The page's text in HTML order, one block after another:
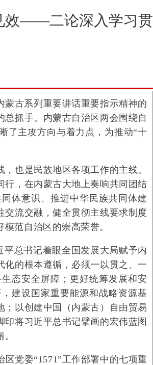
效——二论深入学习贯
古系列重要讲话重要指示精神的
抓手。内蒙古自治区两会围绕自
了主攻方向与着力点，为推动“十
也是民族地区各项工作的主线。
行，在内蒙古大地上奏响共同团结
体意识、推进中华民族共同体建
流交融，健全贯彻主线要求制度
范自治区的崇高荣誉。
总书记着眼全国发展大局赋予内
的根本遵循，必须一以贯之、一
态安全屏障；更好统筹发展和安
建设国家重要能源和战略资源基
以创建中国（内蒙古）自由贸易
将习近平总书记擘画的宏伟蓝图
党委“1571”工作部署中的七项重